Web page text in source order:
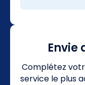
Envie
Complétez
service le plus